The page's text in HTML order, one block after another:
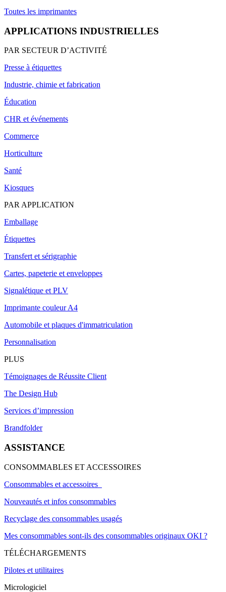
Toutes les imprimantes
APPLICATIONS INDUSTRIELLES
PAR SECTEUR D’ACTIVITÉ
Presse à étiquettes
Industrie, chimie et fabrication
Éducation
CHR et événements
Commerce
Horticulture
Santé
Kiosques
PAR APPLICATION
Emballage
Étiquettes
Transfert et sérigraphie
Cartes, papeterie et enveloppes
Signalétique et PLV
Imprimante couleur A4
Automobile et plaques d'immatriculation
Personnalisation
PLUS
Témoignages de Réussite Client
The Design Hub
Services d’impression
Brandfolder
ASSISTANCE
CONSOMMABLES ET ACCESSOIRES
Consommables et accessoires
Nouveautés et infos consommables
Recyclage des consommables usagés
Mes consommables sont-ils des consommables originaux OKI ?
TÉLÉCHARGEMENTS
Pilotes et utilitaires
Micrologiciel